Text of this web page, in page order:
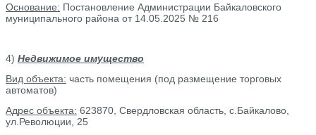
Основание: Постановление Администрации Байкаловского
муниципального района от 14.05.2025 № 216
4) Недвижимое имущество
Вид объекта: часть помещения (под размещение торговых
автоматов)
Адрес объекта: 623870, Свердловская область, с.Байкалово,
ул.Революции, 25